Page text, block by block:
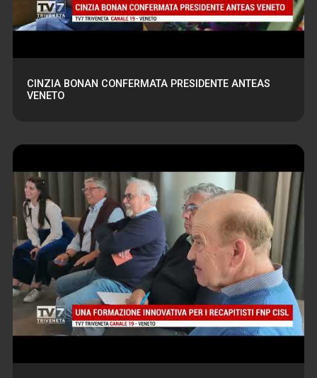
CINZIA BONAN CONFERMATA PRESIDENTE ANTEAS
VENETO